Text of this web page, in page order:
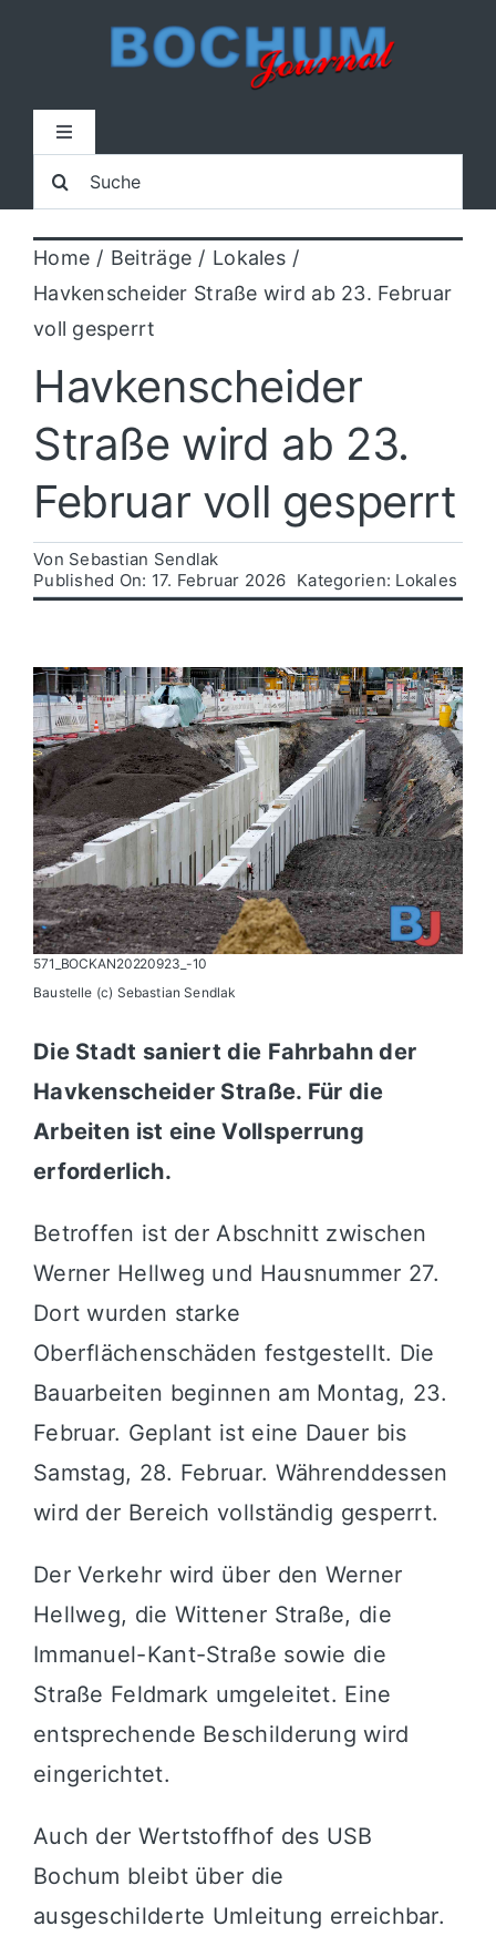
Toggle
Home
Lokal
Blaulicht
Sport
Kultur
Politik
Suche
nach:
Home Beiträge
Lokales
Havkenscheider Straße wird ab 23. Februar
voll gesperrt
Havkenscheider
Straße wird ab 23.
Februar voll gesperrt
Von Sebastian Sendlak
Published On: 17. Februar 2026 Kategorien: Lokales
571_BOCKAN20220923_-10
Baustelle (c) Sebastian Sendlak
Die Stadt saniert die Fahrbahn der
Havkenscheider Straße. Für die
Arbeiten ist eine Vollsperrung
erforderlich.
Betroffen ist der Abschnitt zwischen
Werner Hellweg und Hausnummer 27.
Dort wurden starke
Oberflächenschäden festgestellt. Die
Bauarbeiten beginnen am Montag, 23.
Februar. Geplant ist eine Dauer bis
Samstag, 28. Februar. Währenddessen
wird der Bereich vollständig gesperrt.
Der Verkehr wird über den Werner
Hellweg, die Wittener Straße, die
Immanuel-Kant-Straße sowie die
Straße Feldmark umgeleitet. Eine
entsprechende Beschilderung wird
eingerichtet.
Auch der Wertstoffhof des USB
Bochum bleibt über die
ausgeschilderte Umleitung erreichbar.